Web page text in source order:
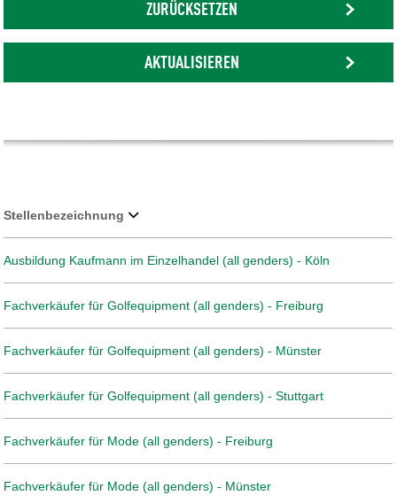
ZURÜCKSETZEN
AKTUALISIEREN
Stellenbezeichnung
Ausbildung Kaufmann im Einzelhandel (all genders) - Köln
Fachverkäufer für Golfequipment (all genders) - Freiburg
Fachverkäufer für Golfequipment (all genders) - Münster
Fachverkäufer für Golfequipment (all genders) - Stuttgart
Fachverkäufer für Mode (all genders) - Freiburg
Fachverkäufer für Mode (all genders) - Münster